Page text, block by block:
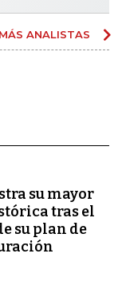
MÁS ANALISTAS
su mayor
tras el
su plan de